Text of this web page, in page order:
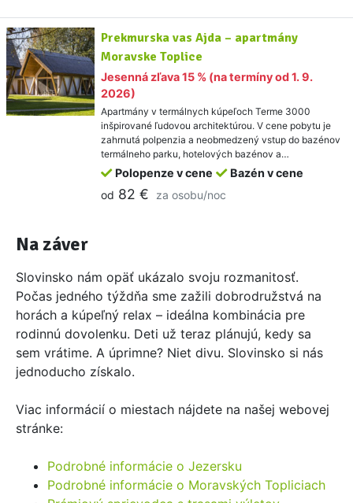
Prekmurska vas Ajda – apartmány
Moravske Toplice
Jesenná zľava 15 % (na termíny od 1. 9.
2026)
Apartmány v termálnych kúpeľoch Terme 3000
inšpirované ľudovou architektúrou. V cene pobytu je
zahrnutá polpenzia a neobmedzený vstup do bazénov
termálneho parku, hotelových bazénov a…
Polopenze v cene
Bazén v cene
od 82 € za osobu/noc
Na záver
Slovinsko nám opäť ukázalo svoju rozmanitosť.
Počas jedného týždňa sme zažili dobrodružstvá na
horách a kúpeľný relax – ideálna kombinácia pre
rodinnú dovolenku. Deti už teraz plánujú, kedy sa
sem vrátime. A úprimne? Niet divu. Slovinsko si nás
jednoducho získalo.
Viac informácií o miestach nájdete na našej webovej
stránke:
Podrobné informácie o Jezersku
Podrobné informácie o Moravských Topliciach